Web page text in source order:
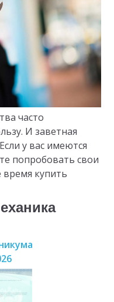
часто
И заветная
у вас имеются
попробовать свои
время купить